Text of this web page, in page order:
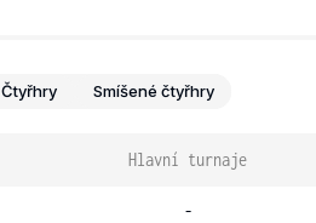
Čtyřhry Smíšené čtyřhry
Hlavní turnaje
-